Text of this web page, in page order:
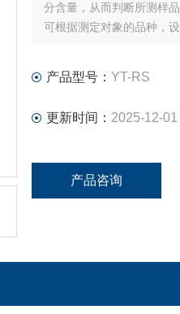
分含量，从而判断所测样
可根据测定对象的品种，
产品型号： YT-RS
更新时间： 2025-12-01
产品咨询